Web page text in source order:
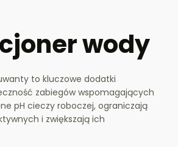
wody
to kluczowe dodatki
zabiegów wspomagających
pH cieczy roboczej, ograniczają
i zwiększają ich